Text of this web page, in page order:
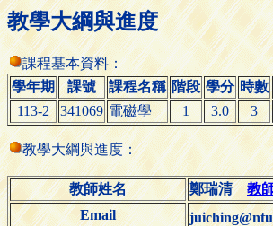
教學大綱與進度
課程基本資料：
學年期
課號 課程名稱 階段 學分 時數
113-2
341069 電磁學 1 3.0 3
教學大綱與進度：
教師姓名 鄭瑞清 教
Email